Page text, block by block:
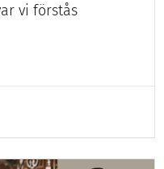
vi förstås